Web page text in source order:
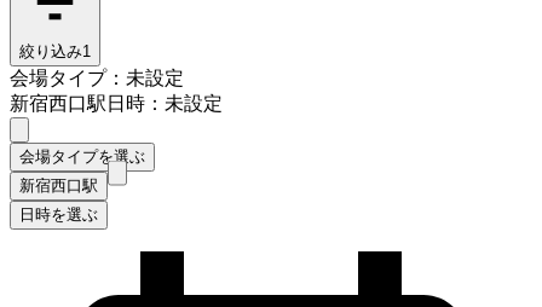
絞り込み1
会場タイプ：未設定
新宿西口駅日時：未設定
会場タイプを選ぶ
新宿西口駅
日時を選ぶ